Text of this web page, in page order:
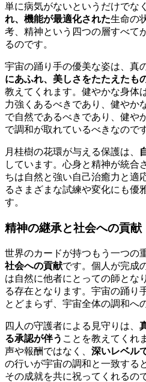
単に病気がないというだけでなく
れ、機能が最適化された生命の
考、精神という四つの層すべて
るのです。
宇宙の踊り手の優美な姿は、真
にあふれ、美しさをたたえたも
教えてくれます。健やかな身体
力強くあるべきであり、健やか
で自然であるべきであり、健や
で調和が取れているべきなのです
月桂樹の花環が与える保護は、
しています。心身と精神が統合
ちは自然と強い自己治癒力と適
るさまざまな試練や変化にも優
す。
精神の継承と社会への貢献
世界のカードが持つもう一つの
社会への貢献です。個人が完成
は自然に他者にとっての師とな
る存在となります。宇宙の踊り
とどまらず、宇宙全体の調和へ
四人の守護者による見守りは、
る承認が伴う ことを教えてくれ
声や報酬ではなく、 深いレベル
の行いが宇宙の調和と一致する
その成就を共に祝ってくれるの